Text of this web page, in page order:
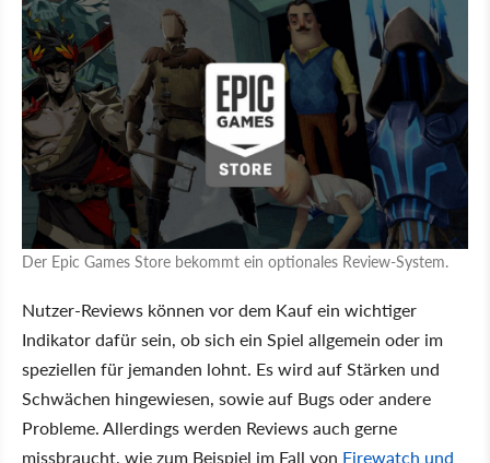
Der Epic Games Store bekommt ein optionales Review-System.
Nutzer-Reviews können vor dem Kauf ein wichtiger
Indikator dafür sein, ob sich ein Spiel allgemein oder im
speziellen für jemanden lohnt. Es wird auf Stärken und
Schwächen hingewiesen, sowie auf Bugs oder andere
Probleme. Allerdings werden Reviews auch gerne
missbraucht, wie zum Beispiel im Fall von Firewatch und